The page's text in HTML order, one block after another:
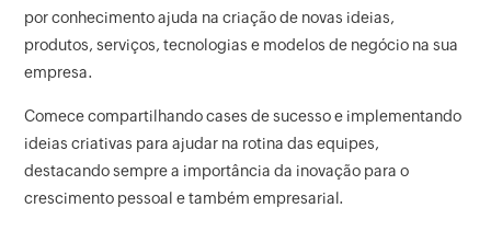
por conhecimento ajuda na criação de novas ideias,
produtos, serviços, tecnologias e modelos de negócio na sua
empresa.
Comece compartilhando cases de sucesso e implementando
ideias criativas para ajudar na rotina das equipes,
destacando sempre a importância da inovação para o
crescimento pessoal e também empresarial.